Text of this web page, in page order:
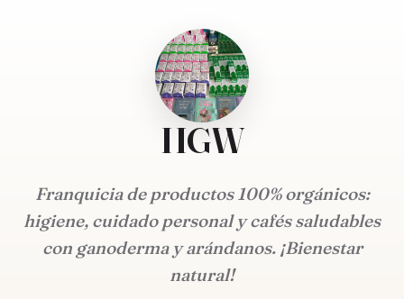
HGW
Franquicia de productos 100% orgánicos:
higiene, cuidado personal y cafés saludables
con ganoderma y arándanos. ¡Bienestar
natural!